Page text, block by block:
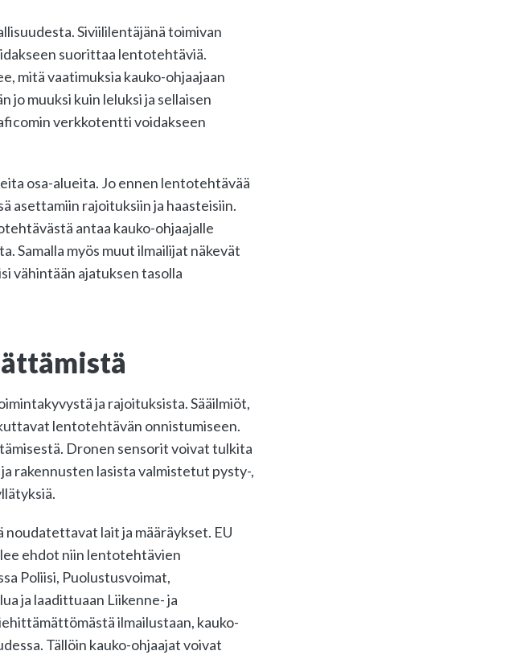
Siviililentäjänä toimivan
suorittaa lentotehtäviä.
mitä vaatimuksia kauko-ohjaajaan
jo muuksi kuin leluksi ja sellaisen
verkkotentti voidakseen
osa-alueita. Jo ennen lentotehtävää
asettamiin rajoituksiin ja haasteisiin.
antaa kauko-ohjaajalle
Samalla myös muut ilmailijat näkevät
vähintään ajatuksen tasolla
ja rajoituksista. Sääilmiöt,
lentotehtävän onnistumiseen.
Dronen sensorit voivat tulkita
rakennusten lasista valmistetut pysty-,
lait ja määräykset. EU
ehdot niin lentotehtävien
Poliisi, Puolustusvoimat,
ja laadittuaan Liikenne- ja
ilmailustaan, kauko-
Tällöin kauko-ohjaajat voivat